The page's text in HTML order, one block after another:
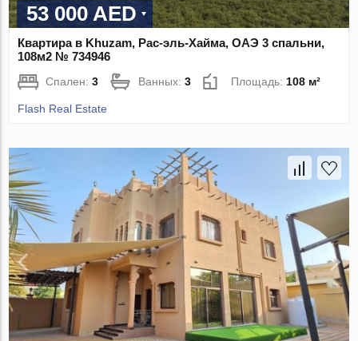
53 000 AED
Квартира в Khuzam, Рас-эль-Хайма, ОАЭ 3 спальни,
108м2 № 734946
Спален:3 Ванных:3 Площадь: 108 м²
Flash Real Estate